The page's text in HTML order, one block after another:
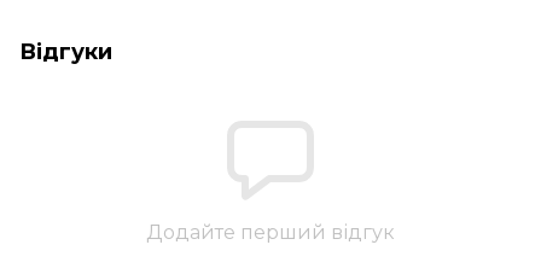
Відгуки
Додайте перший відгук